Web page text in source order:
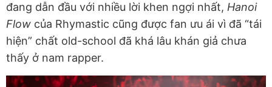
đang dẫn đầu với nhiều lời khen ngợi nhất, Hanoi
Flow của Rhymastic cũng được fan ưu ái vì đã “tái
hiện” chất old-school đã khá lâu khán giả chưa
thấy ở nam rapper.